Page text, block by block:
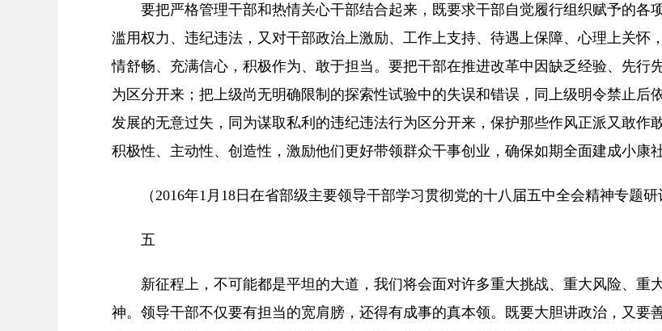
要把严格管理干部和热情关心干部结合起来，既要求干部自觉履行组织赋予的各
滥用权力、违纪违法，又对干部政治上激励、工作上支持、待遇上保障、心理上关怀
情舒畅、充满信心，积极作为、敢于担当。要把干部在推进改革中因缺乏经验、先行
为区分开来；把上级尚无明确限制的探索性试验中的失误和错误，同上级明令禁止后
发展的无意过失，同为谋取私利的违纪违法行为区分开来，保护那些作风正派又敢作
积极性、主动性、创造性，激励他们更好带领群众干事创业，确保如期全面建成小康
（2016年1月18日在省部级主要领导干部学习贯彻党的十八届五中全会精神专题研
五
新征程上，不可能都是平坦的大道，我们将会面对许多重大挑战、重大风险、重
神。领导干部不仅要有担当的宽肩膀，还得有成事的真本领。既要大胆讲政治，又要